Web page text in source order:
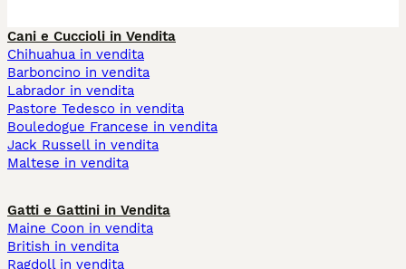
Cani e Cuccioli in Vendita
Chihuahua in vendita
Barboncino in vendita
Labrador in vendita
Pastore Tedesco in vendita
Bouledogue Francese in vendita
Jack Russell in vendita
Maltese in vendita
Gatti e Gattini in Vendita
Maine Coon in vendita
British in vendita
Ragdoll in vendita